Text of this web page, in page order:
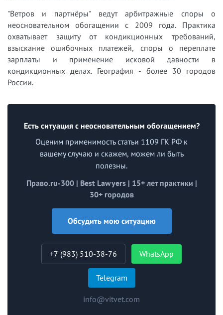
"Ветров и партнёры" ведут арбитражные споры о
неосновательном обогащении с 2009 года. Практика
охватывает защиту от кондикционных требований,
взыскание ошибочных платежей, споры о переплате
зарплаты и применение исковой давности в
кондикционных делах. География - более 30 городов
России.
Есть ситуация с неосновательным обогащением?
Оценим применимость статьи 1109 ГК РФ к
вашему случаю и скажем, можем ли быть
полезны.
Право.ru-300 | Best Lawyers | 15+ лет практики |
30+ городов
Обсудить мою ситуацию
+7 (983) 510-38-76 WhatsApp
Telegram
info@vitvet.com